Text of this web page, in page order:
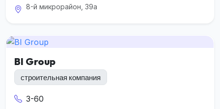
8-й микрорайон, 39а
BI Group
строительная компания
3-60